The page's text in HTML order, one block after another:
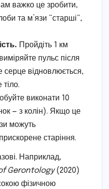
важко це зробити,
та м’язи “старші”,
Пройдіть 1 км
пульс після
відновлюється,
виконати 10
— з колін). Якщо це
можуть
старіння.
Наприклад,
Gerontology(2020)
фізичною